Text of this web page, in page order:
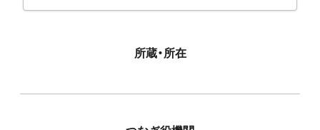
所蔵・所在